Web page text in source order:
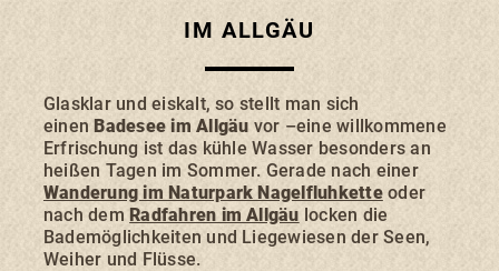
SONTHOFEN IMMENSTADT
RETTENBERG
BLAICHACH-GUNZESRIED
BURGBERG
IM ALLGÄU
Glasklar und eiskalt, so stellt man sich
einen Badesee im Allgäu vor –eine willkommene
Erfrischung ist das kühle Wasser besonders an
heißen Tagen im Sommer. Gerade nach einer
Wanderung im Naturpark Nagelfluhketteoder
nach demRadfahren im Allgäu locken die
Bademöglichkeiten und Liegewiesen der Seen,
Weiher und Flüsse.